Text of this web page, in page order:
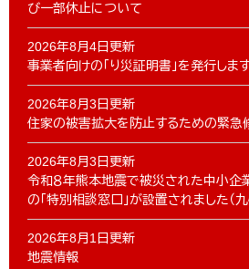
び一部休止について
2026年8月4日更新
事業者向けの「り災証明書」を発行しま
2026年8月3日更新
住家の被害拡大を防止するための緊急
2026年8月3日更新
令和８年熊本地震で被災された中小企
の「特別相談窓口」が設置されました（
2026年8月1日更新
地震情報